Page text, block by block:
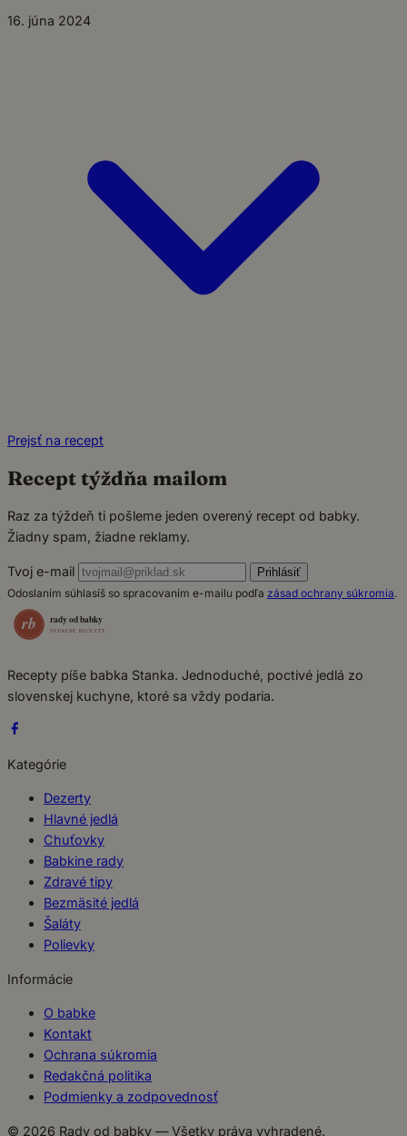
16. júna 2024
Prejsť na recept
Recept týždňa mailom
Raz za týždeň ti pošleme jeden overený recept od babky.
Žiadny spam, žiadne reklamy.
Tvoj e-mail
Prihlásiť
Odoslaním súhlasíš so spracovaním e-mailu podľa zásad ochrany súkromia.
Recepty píše babka Stanka. Jednoduché, poctivé jedlá zo
slovenskej kuchyne, ktoré sa vždy podaria.
Kategórie
Dezerty
Hlavné jedlá
Chuťovky
Babkine rady
Zdravé tipy
Bezmäsité jedlá
Šaláty
Polievky
Informácie
O babke
Kontakt
Ochrana súkromia
Redakčná politika
Podmienky a zodpovednosť
© 2026 Rady od babky — Všetky práva vyhradené.